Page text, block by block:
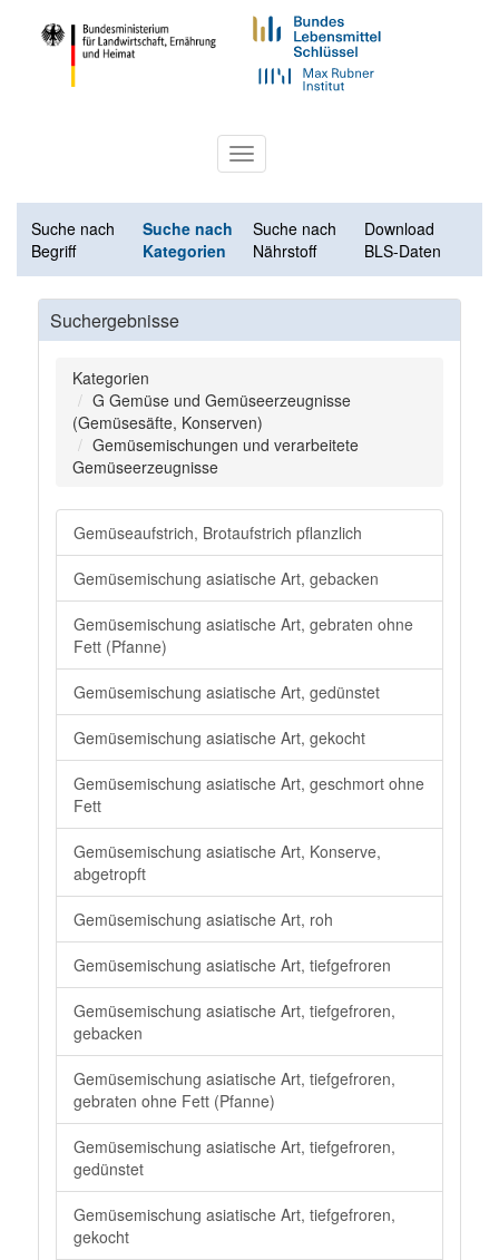
Toggle
navigation
Suche nach
Begriff
Suche nach
Kategorien
Suche nach
Nährstoff
Download
BLS-Daten
Suchergebnisse
Kategorien
G Gemüse und Gemüseerzeugnisse
(Gemüsesäfte, Konserven)
Gemüsemischungen und verarbeitete
Gemüseerzeugnisse
Gemüseaufstrich, Brotaufstrich pflanzlich
Gemüsemischung asiatische Art, gebacken
Gemüsemischung asiatische Art, gebraten ohne
Fett (Pfanne)
Gemüsemischung asiatische Art, gedünstet
Gemüsemischung asiatische Art, gekocht
Gemüsemischung asiatische Art, geschmort ohne
Fett
Gemüsemischung asiatische Art, Konserve,
abgetropft
Gemüsemischung asiatische Art, roh
Gemüsemischung asiatische Art, tiefgefroren
Gemüsemischung asiatische Art, tiefgefroren,
gebacken
Gemüsemischung asiatische Art, tiefgefroren,
gebraten ohne Fett (Pfanne)
Gemüsemischung asiatische Art, tiefgefroren,
gedünstet
Gemüsemischung asiatische Art, tiefgefroren,
gekocht